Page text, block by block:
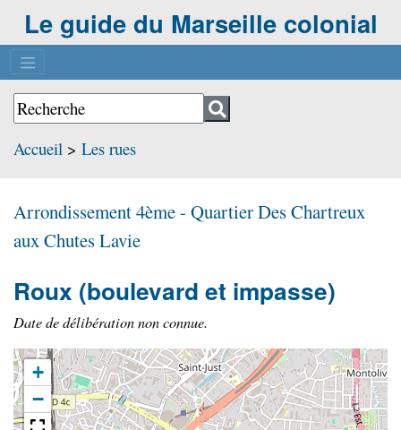
Le guide du Marseille colonial
Accueil > Les rues
Arrondissement 4ème - QuartierDes Chartreux
aux Chutes Lavie
Roux (boulevard et impasse)
Date de délibération non connue.
+
−